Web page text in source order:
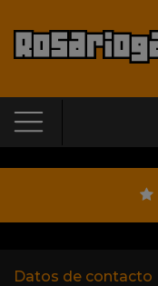
Datos de contacto